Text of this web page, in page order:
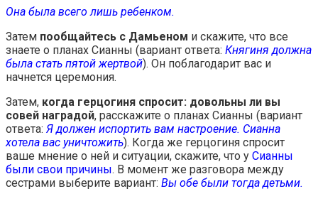
Она была всего лишь ребенком.
Затем пообщайтесь с Дамьеном и скажите, что все
знаете о планах Сианны (вариант ответа: Княгиня должна
была стать пятой жертвой). Он поблагодарит вас и
начнется церемония.
Затем, когда герцогиня спросит: довольны ли вы
совей наградой, расскажите о планах Сианны (вариант
ответа: Я должен испортить вам настроение. Сианна
хотела вас уничтожить). Когда же герцогиня спросит
ваше мнение о ней и ситуации, скажите, что у Сианны
были свои причины. В момент же разговора между
сестрами выберите вариант: Вы обе были тогда детьми.